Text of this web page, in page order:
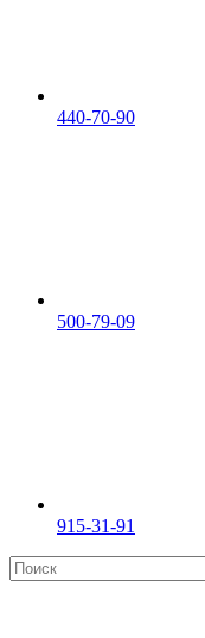
440-70-90
500-79-09
915-31-91